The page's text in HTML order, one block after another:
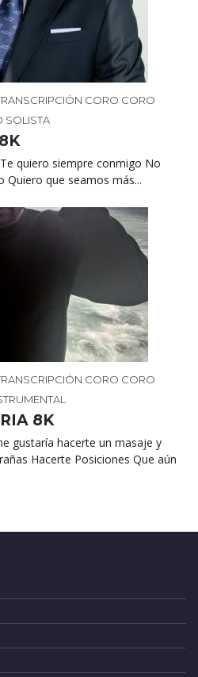
CORO CORO
SOLISTA
quiero siempre conmigo No
Quiero que seamos más...
CORO CORO
8K
gustaría hacerte un masaje y
Hacerte Posiciones Que aún